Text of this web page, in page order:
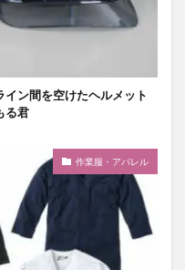
イン間を空けたヘルメット
る君
作業服・アパレル